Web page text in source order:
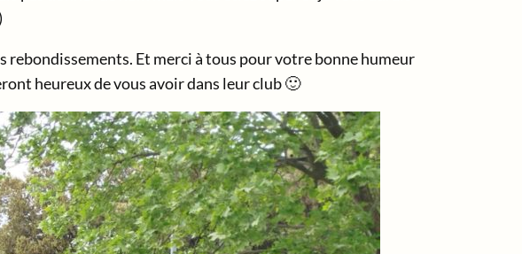
rebondissements. Et merci à tous pour votre bonne humeur
heureux de vous avoir dans leur club 🙂